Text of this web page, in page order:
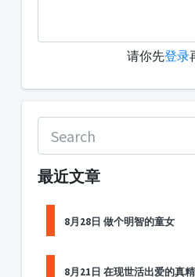
请你先登录
最近文章
8月28日 做个明智的童女
8月21日 在现世活出爱的真